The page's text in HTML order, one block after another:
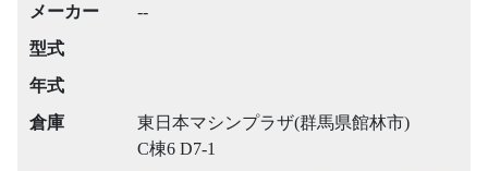
メーカー
--
型式
年式
倉庫
東日本マシンプラザ(群馬県館林市)
C棟6 D7-1